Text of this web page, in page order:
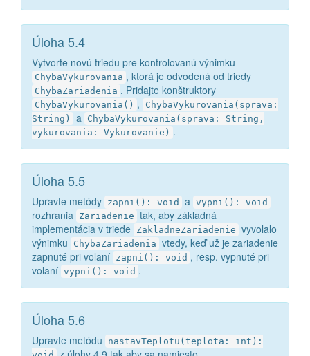
Úloha 5.4
Vytvorte novú triedu pre kontrolovanú výnimku
ChybaVykurovania , ktorá je odvodená od triedy
ChybaZariadenia . Pridajte konštruktory
ChybaVykurovania() ,
ChybaVykurovania(sprava:
String)
a ChybaVykurovania(sprava: String,
vykurovania: Vykurovanie) .
Úloha 5.5
Upravte metódy zapni(): void a vypni(): void
rozhrania Zariadenie tak, aby základná
implementácia v triede ZakladneZariadenie vyvolalo
výnimku
ChybaZariadenia vtedy, keď už je zariadenie
zapnuté pri volaní zapni(): void , resp. vypnuté pri
volaní vypni(): void .
Úloha 5.6
Upravte metódu
nastavTeplotu(teplota: int):